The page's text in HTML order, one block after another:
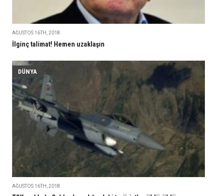
AĞUSTOS 16TH, 2018
İlginç talimat! Hemen uzaklaşın
DÜNYA
AĞUSTOS 16TH, 2018